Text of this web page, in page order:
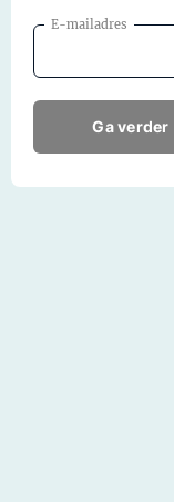
E-mailadres
Ga verder